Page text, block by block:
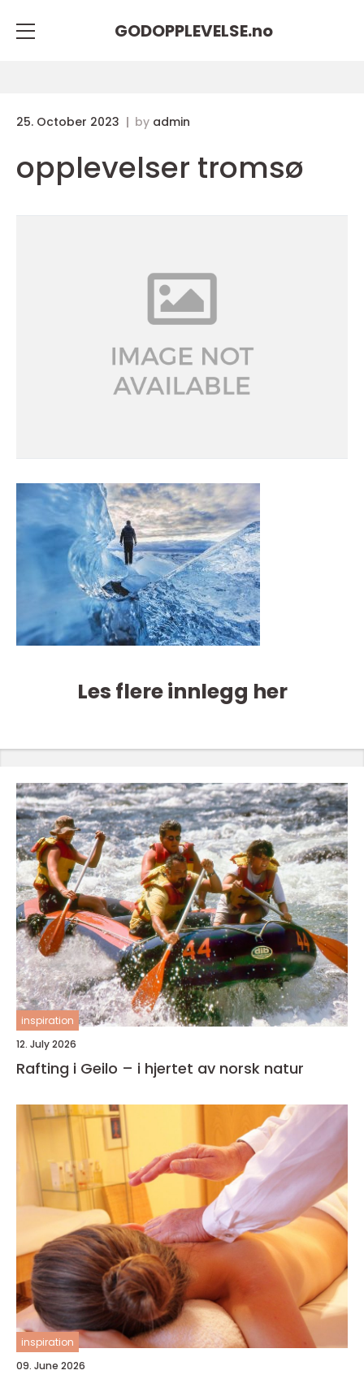
GODOPPLEVELSE.no
25. October 2023 by admin
opplevelser tromsø
Les flere innlegg her
inspiration
12. July 2026
Rafting i Geilo – i hjertet av norsk natur
inspiration
09. June 2026